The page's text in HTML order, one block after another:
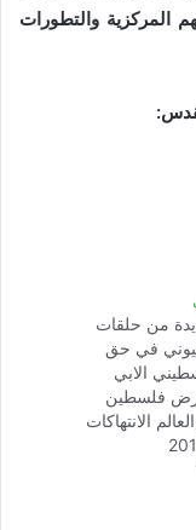
المركزية والتطورات
من حلقات
في حق
الابي
فلسطين
الانتهاكات
لها
من طرف